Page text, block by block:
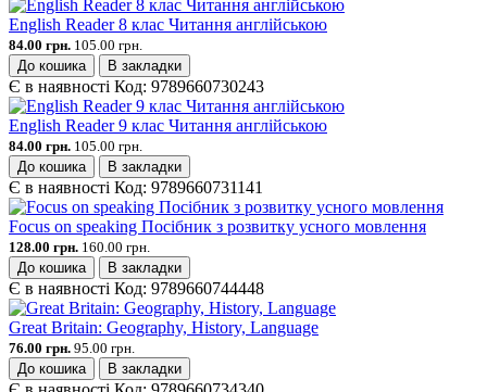
English Reader 8 клас Читання англійською
84.00 грн. 105.00 грн.
До кошика
В закладки
Є в наявності Код: 9789660730243
English Reader 9 клас Читання англійською
84.00 грн. 105.00 грн.
До кошика
В закладки
Є в наявності Код: 9789660731141
Focus on speaking Посібник з розвитку усного мовлення
128.00 грн. 160.00 грн.
До кошика
В закладки
Є в наявності Код: 9789660744448
Great Britain: Geography, History, Language
76.00 грн. 95.00 грн.
До кошика
В закладки